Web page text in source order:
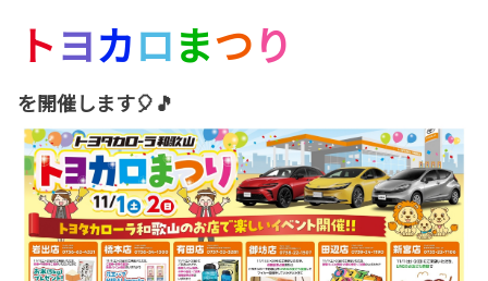
トヨカロまつり
を開催します🎈🎵